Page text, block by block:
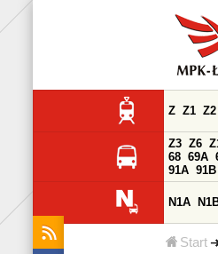
Start
Z Z1 Z2
Z3 Z6
68 69A
91A 91B
N1A